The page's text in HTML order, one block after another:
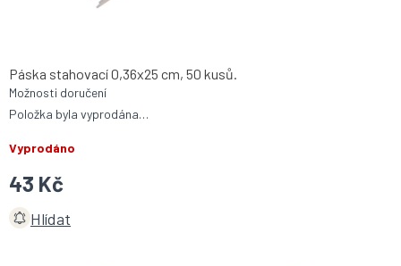
43 Kč
Vyprodáno
Možnosti doručení
Položka byla vyprodána…
Páska stahovací 0,36x25 cm, 50 kusů.
Hlídat